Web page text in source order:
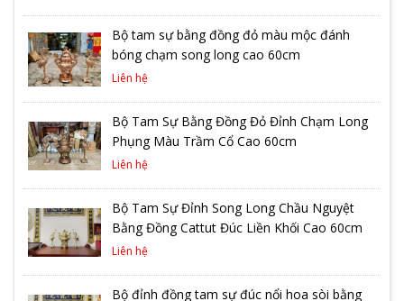
Bộ tam sự bằng đồng đỏ màu mộc đánh
bóng chạm song long cao 60cm
Liên hệ
Bộ Tam Sự Bằng Đồng Đỏ Đỉnh Chạm Long
Phụng Màu Trầm Cổ Cao 60cm
Liên hệ
Bộ Tam Sự Đỉnh Song Long Chầu Nguyệt
Bằng Đồng Cattut Đúc Liền Khối Cao 60cm
Liên hệ
Bộ đỉnh đồng tam sự đúc nổi hoa sòi bằng